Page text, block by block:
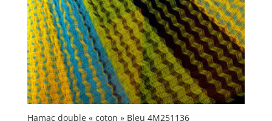
Hamac double « coton » Bleu 4M251136